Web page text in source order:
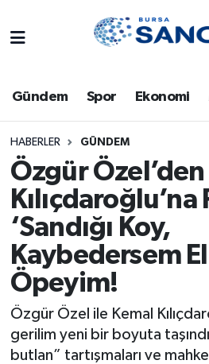
Gündem Spor Ekonomi
HABERLER GÜNDEM
Özgür Özel’den
Kılıçdaroğlu’na
‘Sandığı Koy,
Kaybedersem
Öpeyim!
Özgür Özel ile Kemal
gerilim yeni bir boyuta
butlan” tartışmaları ve
Bursa
Dünya
Eğitim
Ekonomi
Genel
Gündem
Magazin
Trafik Durumu
Süper Lig Puan Durumu ve
Tüm Manşetler
Son Dakika Haberleri
Haber Arşivi